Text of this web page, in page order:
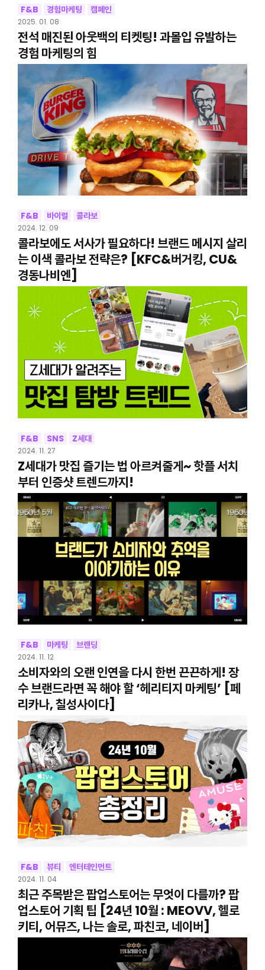
F&B 경험마케팅 캠페인
2025. 01. 08
전석 매진된 아웃백의 티켓팅! 과몰입 유발하는
경험 마케팅의 힘
F&B 바이럴 콜라보
2024. 12. 09
콜라보에도 서사가 필요하다! 브랜드 메시지 살리
는 이색 콜라보 전략은? [KFC&버거킹, CU&
경동나비엔]
F&B SNS Z세대
2024. 11. 27
Z세대가 맛집 즐기는 법 아르켜줄게~ 핫플 서치
부터 인증샷 트렌드까지!
F&B 마케팅 브랜딩
2024. 11. 12
소비자와의 오랜 인연을 다시 한번 끈끈하게! 장
수 브랜드라면 꼭 해야 할 ‘헤리티지 마케팅’ [페
리카나, 칠성사이다]
F&B 뷰티 엔터테인먼트
2024. 11. 04
최근 주목받은 팝업스토어는 무엇이 다를까? 팝
업스토어 기획 팁 [24년 10월 : MEOVV, 헬로
키티, 어뮤즈, 나는 솔로, 파친코, 네이버]